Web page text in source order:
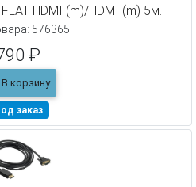
HDMI (m)/HDMI (m) 5м.
576365
₽
корзину
заказ